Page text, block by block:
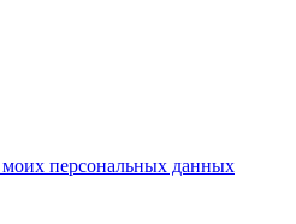
моих персональных данных